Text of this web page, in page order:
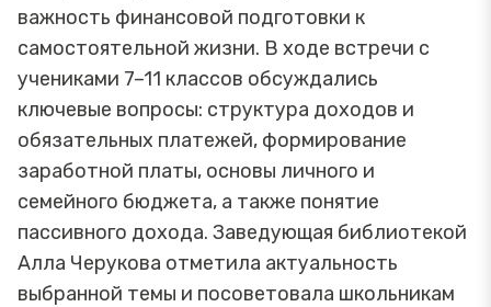
важность финансовой подготовки к
самостоятельной жизни. В ходе встречи с
учениками 7–11 классов обсуждались
ключевые вопросы: структура доходов и
обязательных платежей, формирование
заработной платы, основы личного и
семейного бюджета, а также понятие
пассивного дохода. Заведующая библиотекой
Алла Черукова отметила актуальность
выбранной темы и посоветовала школьникам